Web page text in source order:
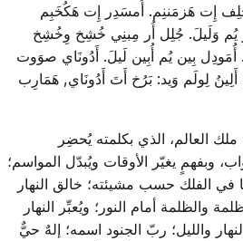
إِت هَزمَننِم. أُمسَدِر إِت هَكُخَبِم
يُم وَلَيلَ. جُلِل أُر مِبنِي خُشِخ وِخُشِخ
أُمَودِل بِين يُم أُبِين لَيلَ. أَدُونَاي صوَوت
لِولَم وَيد: بَرُخ أَتَ أَدُونَاي, هَمَارِب
ملك العالم، الذي بكلمته يُحضِر
وبفهمٍ يغيّر الأوقات ويُبدّل المواسم؛
في الفلك حسب مشيئته؛ خالق النهار
والظلمة أمام النور؛ ويُعبِّر النهار
والليل؛ ربّ الجنود اسمه؛ إلهٌ حيٌّ